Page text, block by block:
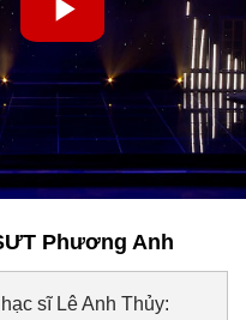
Phương Anh
sĩ Lê Anh Thủy: